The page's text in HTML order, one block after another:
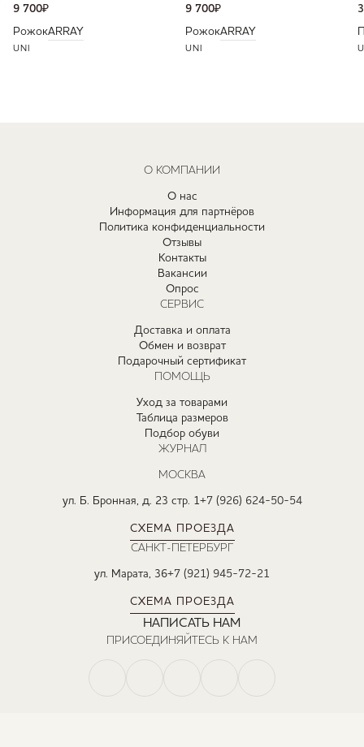
9 700₽
РожокARRAY
UNI
9 700₽
РожокARRAY
UNI
О КОМПАНИИ
О нас
Информация для партнёров
Политика конфиденциальности
Отзывы
Контакты
Вакансии
Опрос
СЕРВИС
Доставка и оплата
Обмен и возврат
Подарочный сертификат
ПОМОЩЬ
Уход за товарами
Таблица размеров
Подбор обуви
ЖУРНАЛ
МОСКВА
ул. Б. Бронная, д. 23 стр. 1+7 (926) 624-50-54
СХЕМА ПРОЕЗДА
САНКТ-ПЕТЕРБУРГ
ул. Марата, 36+7 (921) 945-72-21
СХЕМА ПРОЕЗДА
НАПИСАТЬ НАМ
ПРИСОЕДИНЯЙТЕСЬ К НАМ